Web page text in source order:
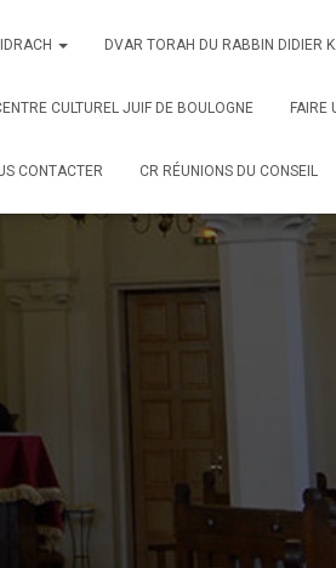
DVAR TORAH DU RABBIN DIDIER
CULTUREL JUIF DE BOULOGNE FAIRE
CONTACTER CR RÉUNIONS DU CONSEIL